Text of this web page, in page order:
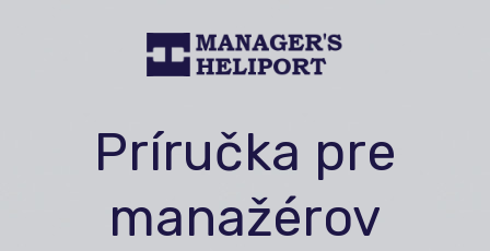
Príručka pre
manažérov